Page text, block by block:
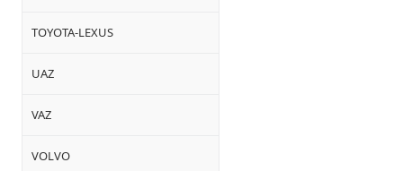
TOYOTA-LEXUS
UAZ
VAZ
VOLVO